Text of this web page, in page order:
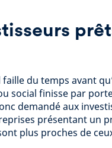
du temps avant
social finisse par
demandé aux
présentant un
plus proches de